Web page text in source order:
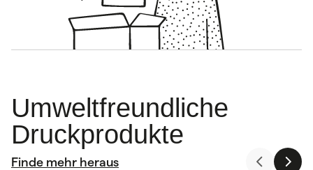
Umweltfreundliche
Druckprodukte
Finde mehr heraus